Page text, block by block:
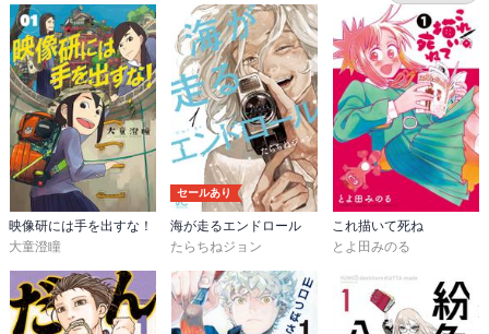
映像研には手を出すな！
大童澄瞳
セールあり
海が走るエンドロール
たらちねジョン
これ描いて死ね
とよ田みのる